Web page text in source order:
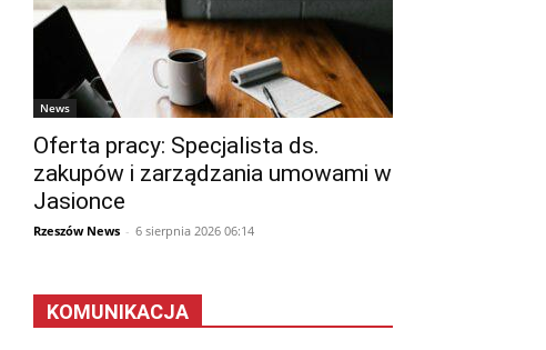
News
Oferta pracy: Specjalista ds.
zakupów i zarządzania umowami w
Jasionce
Rzeszów News - 6 sierpnia 2026 06:14
KOMUNIKACJA